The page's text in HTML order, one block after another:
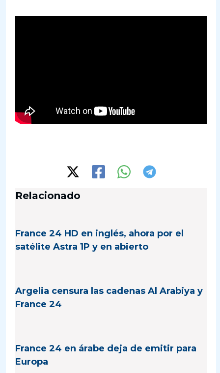
Relacionado
France 24 HD en inglés, ahora por el
satélite Astra 1P y en abierto
Argelia censura las cadenas Al Arabiya y
France 24
France 24 en árabe deja de emitir para
Europa